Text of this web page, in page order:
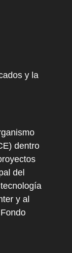
y la
dentro
del
y al